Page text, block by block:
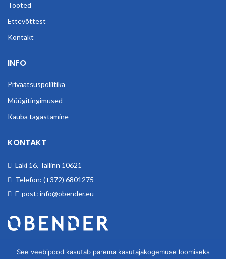
Tooted
Ettevõttest
Kontakt
INFO
Privaatsuspoliitika
Müügitingimused
Kauba tagastamine
KONTAKT
Laki 16, Tallinn 10621
Telefon: (+372) 6801275
E-post: info@obender.eu
See veebipood kasutab parema kasutajakogemuse loomiseks